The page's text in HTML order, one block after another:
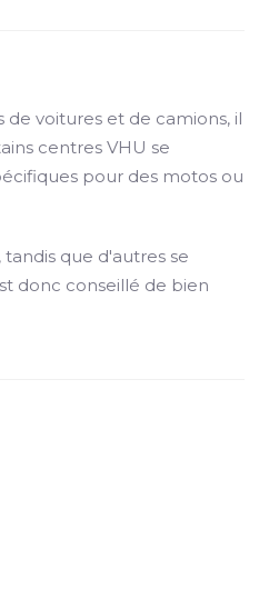
voitures et de camions, il
centres VHU se
pour des motos ou
que d'autres se
donc conseillé de bien